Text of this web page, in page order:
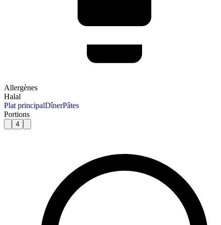
Allergènes
Halal
Plat principalDînerPâtes
Portions
4